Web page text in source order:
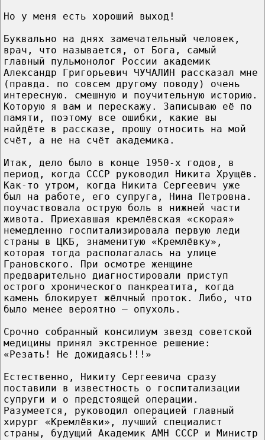
Но у меня есть хороший выход!
Буквально на днях замечательный человек,
врач, что называется, от Бога, самый
главный пульмонолог России академик
Александр Григорьевич ЧУЧАЛИН рассказал мне
(правда. по совсем другому поводу) очень
интересную. смешную и поучительную историю.
Которую я вам и перескажу. Записываю её по
памяти, поэтому все ошибки, какие вы
найдёте в рассказе, прошу относить на мой
счёт, а не на счёт академика.
Итак, дело было в конце 1950-х годов, в
период, когда СССР руководил Никита Хрущёв.
Как-то утром, когда Никита Сергеевич уже
был на работе, его супруга, Нина Петровна.
поучаствовала острую боль в нижней части
живота. Приехавшая кремлёвская «скорая»
немедленно госпитализировала первую леди
страны в ЦКБ, знаменитую «Кремлёвку»,
которая тогда располагалась на улице
Грановского. При осмотре женщине
предварительно диагностировали приступ
острого хронического панкреатита, когда
камень блокирует жёлчный проток. Либо, что
было менее вероятно – опухоль.
Срочно собранный консилиум звезд советской
медицины принял экстренное решение:
«Резать! Не дожидаясь!!!»
Естественно, Никиту Сергеевича сразу
поставили в известность о госпитализации
супруги и о предстоящей операции.
Разумеется, руководил операцией главный
хирург «Кремлёвки», лучший специалист
страны, будущий Академик АМН СССР и Министр